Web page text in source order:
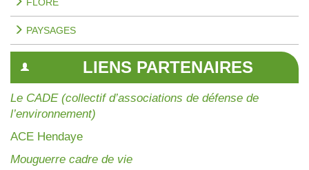
PAYSAGES
LIENS PARTENAIRES
Le CADE (collectif d’associations de défense de
l’environnement)
ACE Hendaye
Mouguerre cadre de vie